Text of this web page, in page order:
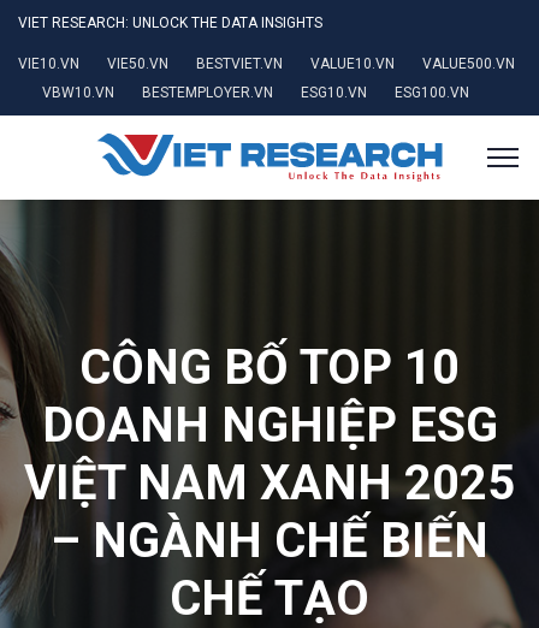
VIET RESEARCH: UNLOCK THE DATA INSIGHTS
VIE10.VN VIE50.VN BESTVIET.VN VALUE10.VN
VALUE500.VN
VBW10.VN
BESTEMPLOYER.VN ESG10.VN ESG100.VN
CÔNG BỐ TOP 10
DOANH NGHIỆP ESG
VIỆT NAM XANH 2025
– NGÀNH CHẾ BIẾN
CHẾ TẠO